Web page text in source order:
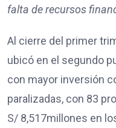
falta de recursos
Al cierre del primer
ubicó en el segundo
con mayor inversión
paralizadas, con 83
S/ 8,517millones en